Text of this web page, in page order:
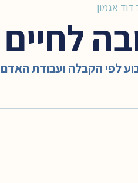
דוד אגמון
לחיים
לפי הקבלה ועבודת האדם